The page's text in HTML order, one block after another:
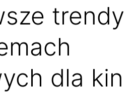
trendy
dla kin